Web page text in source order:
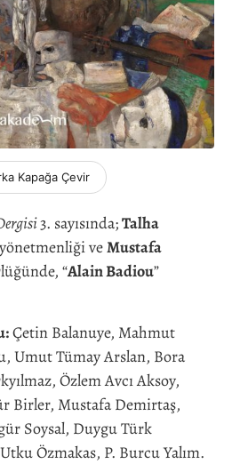
Kapağa Çevir
3. sayısında;Talha
veMustafa
“Alain Badiou”
Çetin Balanuye, Mahmut
Umut Tümay Arslan, Bora
Özlem Avcı Aksoy,
Birler, Mustafa Demirtaş,
Soysal, Duygu Türk
Özmakas, P. Burcu Yalım.